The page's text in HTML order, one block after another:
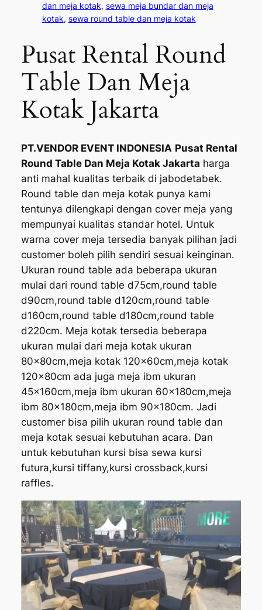
dan meja kotak, sewa meja bundar dan meja
kotak, sewa round table dan meja kotak
Pusat Rental Round
Table Dan Meja
Kotak Jakarta
PT.VENDOR EVENT INDONESIA Pusat Rental
Round Table Dan Meja Kotak Jakarta harga
anti mahal kualitas terbaik di jabodetabek.
Round table dan meja kotak punya kami
tentunya dilengkapi dengan cover meja yang
mempunyai kualitas standar hotel. Untuk
warna cover meja tersedia banyak pilihan jadi
customer boleh pilih sendiri sesuai keinginan.
Ukuran round table ada beberapa ukuran
mulai dari round table d75cm,round table
d90cm,round table d120cm,round table
d160cm,round table d180cm,round table
d220cm. Meja kotak tersedia beberapa
ukuran mulai dari meja kotak ukuran
80x80cm,meja kotak 120x60cm,meja kotak
120x80cm ada juga meja ibm ukuran
45x160cm,meja ibm ukuran 60x180cm,meja
ibm 80x180cm,meja ibm 90x180cm. Jadi
customer bisa pilih ukuran round table dan
meja kotak sesuai kebutuhan acara. Dan
untuk kebutuhan kursi bisa sewa kursi
futura,kursi tiffany,kursi crossback,kursi
raffles.